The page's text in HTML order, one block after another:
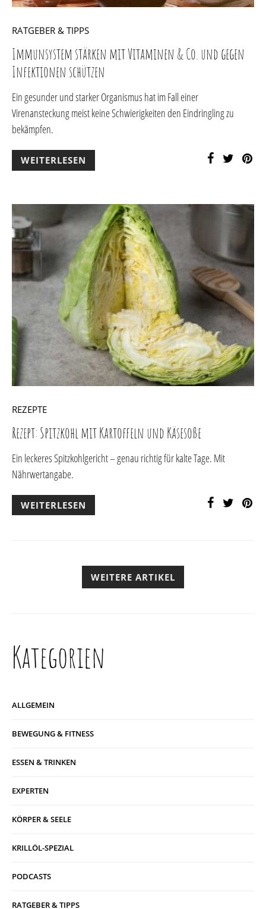
RATGEBER & TIPPS
Immunsystem stärken mit Vitaminen & Co. und gegen
Infektionen schützen
Ein gesunder und starker Organismus hat im Fall einer
Virenansteckung meist keine Schwierigkeiten den Eindringling zu
bekämpfen.
WEITERLESEN
REZEPTE
Rezept: Spitzkohl mit Kartoffeln und Käsesoße
Ein leckeres Spitzkohlgericht – genau richtig für kalte Tage. Mit
Nährwertangabe.
WEITERLESEN
WEITERE ARTIKEL
Kategorien
ALLGEMEIN
BEWEGUNG & FITNESS
ESSEN & TRINKEN
EXPERTEN
KÖRPER & SEELE
KRILLÖL-SPEZIAL
PODCASTS
RATGEBER & TIPPS